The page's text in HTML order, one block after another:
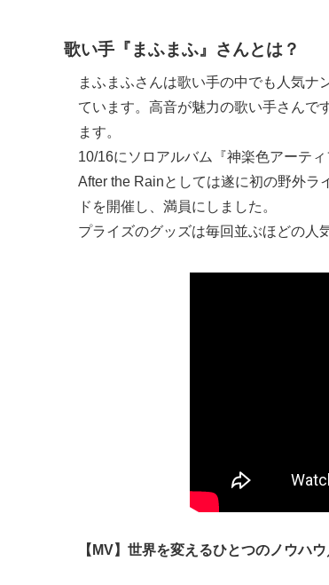
歌い手『まふまふ』さんとは？
まふまふさんは歌い手の中でも人気ナ
ています。高音が魅力の歌い手さんで
ます。
10/16にソロアルバム『神楽色アーティ
After the Rainとしては遂に初の野外ラ
ドを開催し、満員にしました。
プライズのグッズは毎回並ぶほどの人
【MV】世界を変えるひとつのノウハ